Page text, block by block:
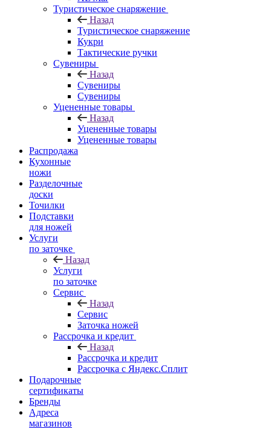
Туристическое снаряжение
Назад
Туристическое снаряжение
Кукри
Тактические ручки
Сувениры
Назад
Сувениры
Сувениры
Уцененные товары
Назад
Уцененные товары
Уцененные товары
Распродажа
Кухонные
ножи
Разделочные
доски
Точилки
Подставки
для ножей
Услуги
по заточке
Назад
Услуги
по заточке
Сервис
Назад
Сервис
Заточка ножей
Рассрочка и кредит
Назад
Рассрочка и кредит
Рассрочка с Яндекс.Сплит
Подарочные
сертификаты
Бренды
Адреса
магазинов